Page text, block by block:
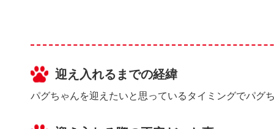
迎え入れるまでの経緯
パグちゃんを迎えたいと思っているタイミングでパグ